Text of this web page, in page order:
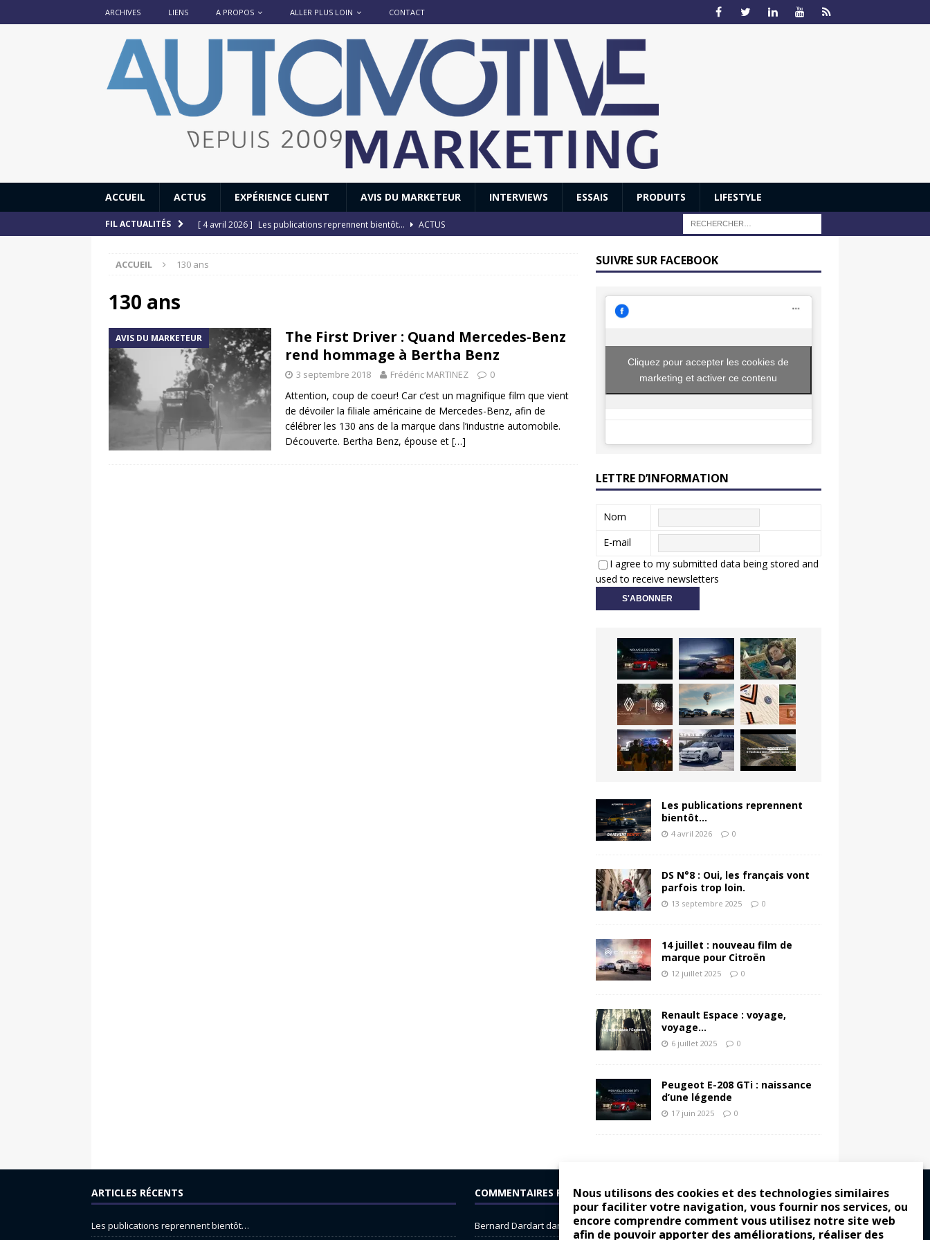
Nous utilisons des cookies et des technologies similaires
pour faciliter votre navigation, vous fournir nos services, ou
encore comprendre comment vous utilisez notre site web
afin de pouvoir apporter des améliorations, réaliser des
ARCHIVES LIENS A PROPOS ALLER PLUS LOIN CONTACT
ACCUEIL ACTUS EXPÉRIENCE CLIENT AVIS DU MARKETEUR INTERVIEWS ESSAIS PRODUITS LIFESTYLE
FIL ACTUALITÉS [ 4 avril 2026 ] Les publications reprennent bientôt…
ACTUS
[ 12 juillet 2025 ]
[ 11 avril 2020 ]
#StayHome : Honda dévoile un spot publicitaire… confiné! ACTUS
ACCUEIL 130 ans
130 ans
AVIS DU MARKETEUR
The First Driver : Quand Mercedes-Benz
rend hommage à Bertha Benz
3 septembre 2018 Frédéric MARTINEZ 0
Attention, coup de coeur! Car c’est un magnifique film que vient
de dévoiler la filiale américaine de Mercedes-Benz, afin de
célébrer les 130 ans de la marque dans l’industrie automobile.
Découverte. Bertha Benz, épouse et […]
SUIVRE SUR FACEBOOK
Cliquez pour accepter les cookies de
marketing et activer ce contenu
LETTRE D’INFORMATION
Nom
E-mail
I agree to my submitted data being stored and
used to receive newsletters
Les publications reprennent
bientôt…
4 avril 2026 0
DS N°8 : Oui, les français vont
parfois trop loin.
13 septembre 2025 0
14 juillet : nouveau film de
marque pour Citroën
12 juillet 2025 0
Renault Espace : voyage,
voyage…
6 juillet 2025 0
Peugeot E-208 GTi : naissance
d’une légende
17 juin 2025 0
ARTICLES RÉCENTS
Les publications reprennent bientôt…
COMMENTAIRES RÉCENTS
Bernard Dardartdans Dacia Sandero : pour les gens vrais